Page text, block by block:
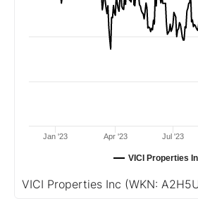
VICI Properties
Jan '23 Apr '23 Jul '23
VICI Properties Inc (WKN: